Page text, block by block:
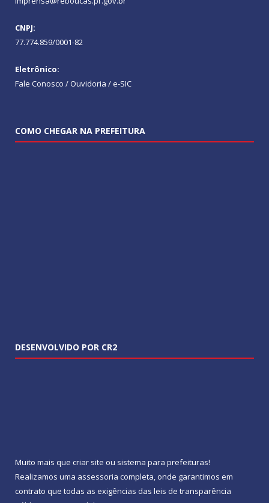
CNPJ:
77.774.859/0001-82
Eletrônico:
Fale Conosco / Ouvidoria / e-SIC
COMO CHEGAR NA PREFEITURA
DESENVOLVIDO POR CR2
Muito mais que criar site ou sistema para prefeituras!
Realizamos uma assessoria completa, onde garantimos em
contrato que todas as exigências das leis de transparência